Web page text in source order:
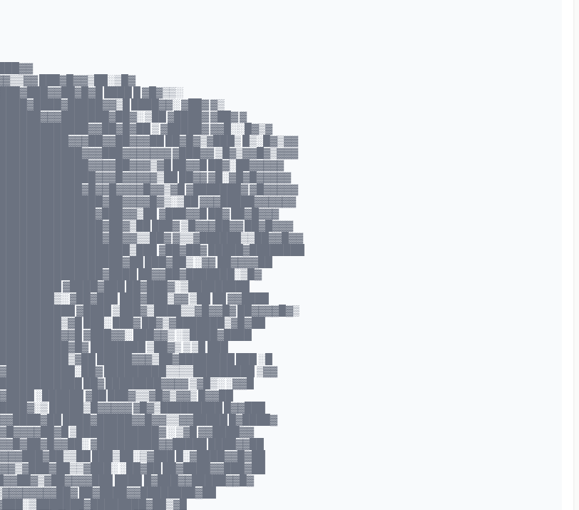
███▓█▓▓▒██░▒█▓
████ █ ▓█▓▒▒░
████▓▓░ ▓██▓ ▓▒
▒██ ▓████▓ ▓██▓ ▓
▒ ▓█████▓ ▓▓█░░█▓▒▓
██▓█▓▒▓███▒ █▒░█▓▒▓▓
▓███▓▓ ▒█▓▒▓▓█▓▒▓▓▓
██▓▓█ ██▓░██▓▓▓▓▓
██▓▓ ▓█░▓█▓█▓▓▓▓▓
▓███████▓ ▓█▓▓▓▓▓
▓▓▓█████▓▓▓▓▓▓
▓███▓▓█ ██▓ ██▓█▓▓▓
███▓ ▒█▓▓▓██▓▓ ██▓█▓▓▓
▓▒▒▓██████▒▒██▓▓█▓▓
▓██▓██▓ █████▓████████
███▓██▒ ░▓▓ ██▓▓▓▓██
██▓▓██▓███████░▒█▓
▓████▓███ ██▓███▓░▒█████████
▓██▓███ ███▓███▒▓▓ ▒██ ██ ▓▓████
▓████ ▒███▓▒████▒▒▓█▓▓█▓ ██▓▓▓▓█▓▒
███░ ███▓ ██▓▒▓███████▒▓█▓██
▓███▓▓░ ███▓▓▒ ░▒████▓████
████████ ▒██▓▒ ▒ ▒█ ███
█████▓▓▓▒██▓████████ ███ ░█
█████████▒▒▒▒█████████ ▒▓▓
██▓ ████████▓▓▓▓ ▒▓█▒░ ░▓▓█
░██████ ▓██ ███▓▒▒▓█▓▒▓▓▒ █▓▓██
█████▒█▓▓▓▓▓ ▓█▓▒█████████ █▓▓███
████▓█████▓▓█▓▓▒▒▓▓█████ █▓████▓
▒████████████▓ ░ ▒▓█ ▓▓████▓▓
▓█████████▓▓█████ ████▓▓██
███▒██░▒▓███ █░▓████▓▓█▓██
░██▓██ ██▓████▓▓███▓██
████ █▓███▓▓█████▓▓█▓
██▓████▓▓████████▓██